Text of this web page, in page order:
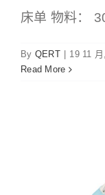
床单 物料：
By QERT 19 11
Read More